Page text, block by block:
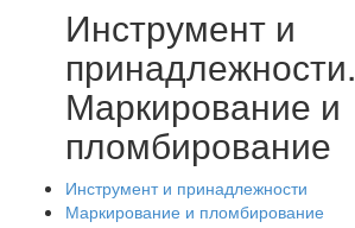
Инструмент и
принадлежности.
Маркирование и
пломбирование
Инструмент и принадлежности
Маркирование и пломбирование